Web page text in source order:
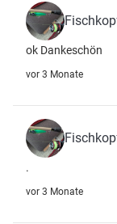
ok Dankeschön
vor 3 Monate
.
vor 3 Monate